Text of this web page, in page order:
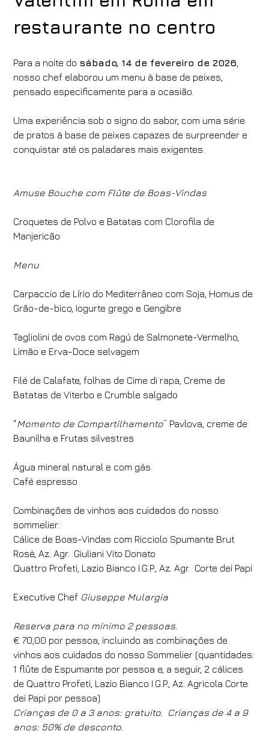
restaurante no centro
Para a noite do sábado, 14 de fevereiro de 2026
nosso chef elaborou um menu à base de peixes,
pensado especificamente para a ocasião.
Uma experiência sob o signo do sabor, com uma série
de pratos à base de peixes capazes de surpreender e
conquistar até os paladares mais exigentes.
Amuse Bouche com Flûte de Boas-Vindas
Croquetes de Polvo e Batatas com Clorofila de
Manjericão
Menu
Carpaccio de Lírio do Mediterrâneo com Soja, Homus de
Grão-de-bico, Iogurte grego e Gengibre
Tagliolini de ovos com Ragú de Salmonete-Vermelho,
Limão e Erva-Doce selvagem
Filé de Calafate, folhas de Cime di rapa, Creme de
Batatas de Viterbo e Crumble salgado
“Momento de Compartilhamento” Pavlova, creme de
Baunilha e Frutas silvestres
Água mineral natural e com gás
Café espresso
Combinações de vinhos aos cuidados do nosso
sommelier:
Cálice de Boas-Vindas com Ricciolo Spumante Brut
Rosè, Az. Agr. Giuliani Vito Donato
Quattro Profeti, Lazio Bianco I.G.P., Az. Agr. Corte dei Papi
Executive Chef Giuseppe Mulargia
Reserva para no mínimo 2 pessoas.
€ 70,00 por pessoa, incluindo as combinações de
vinhos aos cuidados do nosso Sommelier (quantidades:
1 flûte de Espumante por pessoa e, a seguir, 2 cálices
de Quattro Profeti, Lazio Bianco I.G.P., Az. Agricola Corte
dei Papi por pessoa)
Crianças de 0 a 3 anos: gratuito.
Crianças de 4 a 9
anos: 50% de desconto.